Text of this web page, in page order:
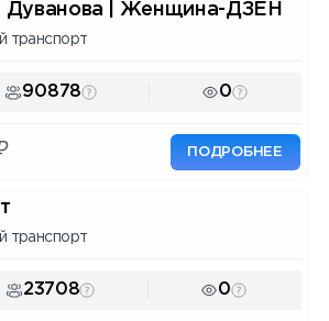
Дуванова | Женщина-ДЗЕН
транспорт
90878 0
ПОДРОБНЕЕ
транспорт
23708 0